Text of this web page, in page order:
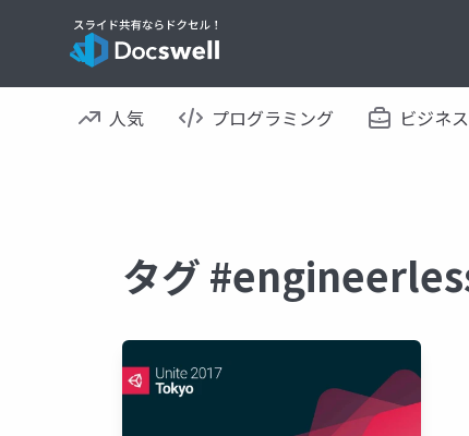
人気 プログラミング ビジネス
タグ